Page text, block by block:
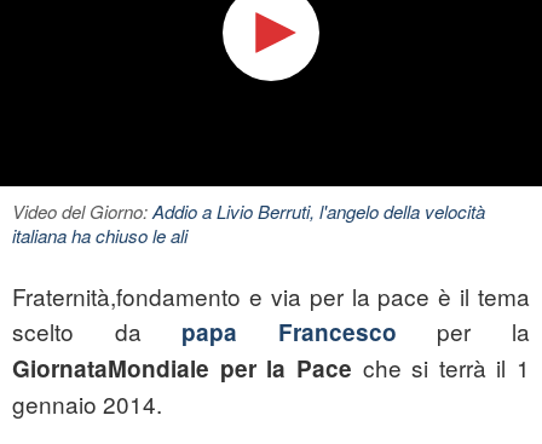
Video del Giorno:Addio a Livio Berruti, l'angelo della velocità
italiana ha chiuso le ali
Fraternità,fondamento e via per la pace è il tema
scelto da papa Francesco per la
GiornataMondiale per la Pace che si terrà il 1
gennaio 2014.